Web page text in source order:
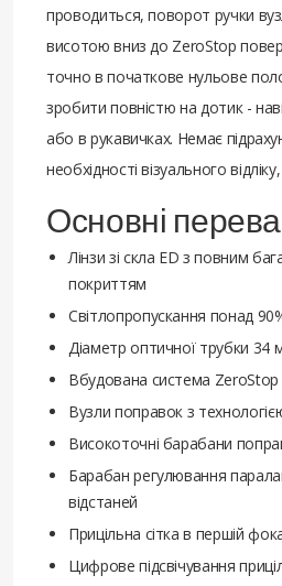
проводиться, поворот ручки
висотою вниз до ZeroStop
точно в початкове нульове
зробити повністю на дотик -
або в рукавичках. Немає
необхідності візуального
Основні
Лінзи зі скла ED з повним
покриттям
Світлопропускання понад
Діаметр оптичної трубки 34
Вбудована система ZeroStop
Вузли поправок з
Високоточні барабани
Барабан регулювання
відстаней
Прицільна сітка в першій
Цифрове підсвічування